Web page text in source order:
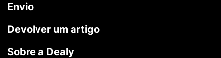
Envio
Devolver um artigo
Sobre a Dealy